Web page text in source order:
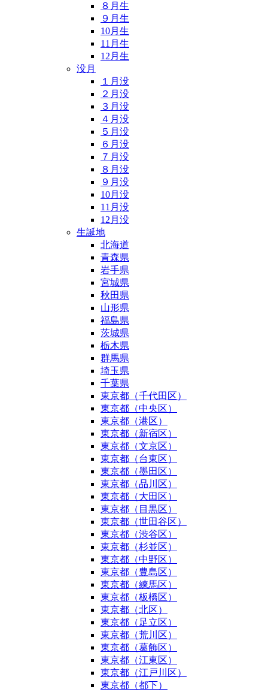
８月生
９月生
10月生
11月生
12月生
没月
１月没
２月没
３月没
４月没
５月没
６月没
７月没
８月没
９月没
10月没
11月没
12月没
生誕地
北海道
青森県
岩手県
宮城県
秋田県
山形県
福島県
茨城県
栃木県
群馬県
埼玉県
千葉県
東京都（千代田区）
東京都（中央区）
東京都（港区）
東京都（新宿区）
東京都（文京区）
東京都（台東区）
東京都（墨田区）
東京都（品川区）
東京都（大田区）
東京都（目黒区）
東京都（世田谷区）
東京都（渋谷区）
東京都（杉並区）
東京都（中野区）
東京都（豊島区）
東京都（練馬区）
東京都（板橋区）
東京都（北区）
東京都（足立区）
東京都（荒川区）
東京都（葛飾区）
東京都（江東区）
東京都（江戸川区）
東京都（都下）